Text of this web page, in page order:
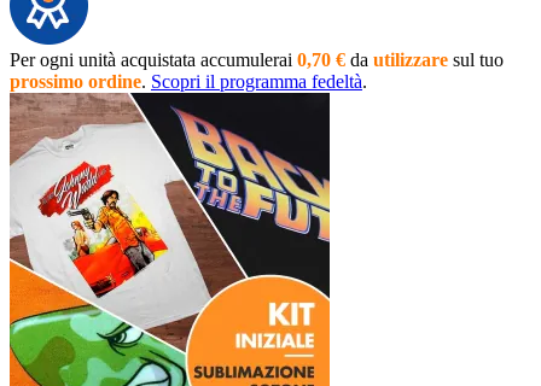
Per ogni unità acquistata accumulerai 0,70 € da utilizzare sul tuo
prossimo ordine. Scopri il programma fedeltà.